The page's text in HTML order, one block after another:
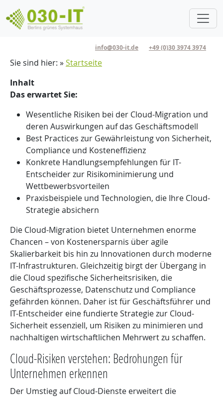
info@030-it.de +49 (0)30 3974 3974
Pfadnavigation
Sie sind hier:
Startseite
Inhalt
Das erwartet Sie:
Wesentliche Risiken bei der Cloud-Migration und
deren Auswirkungen auf das Geschäftsmodell
Best Practices zur Gewährleistung von Sicherheit,
Compliance und Kosteneffizienz
Konkrete Handlungsempfehlungen für IT-
Entscheider zur Risikominimierung und
Wettbewerbsvorteilen
Praxisbeispiele und Technologien, die Ihre Cloud-
Strategie absichern
Die Cloud-Migration bietet Unternehmen enorme
Chancen – von Kostenersparnis über agile
Skalierbarkeit bis hin zu Innovationen durch moderne
IT-Infrastrukturen. Gleichzeitig birgt der Übergang in
die Cloud spezifische Sicherheitsrisiken, die
Geschäftsprozesse, Datenschutz und Compliance
gefährden können. Daher ist für Geschäftsführer und
IT-Entscheider eine fundierte Strategie zur Cloud-
Sicherheit essenziell, um Risiken zu minimieren und
nachhaltigen wirtschaftlichen Mehrwert zu schaffen.
Cloud-Risiken verstehen: Bedrohungen für
Unternehmen erkennen
Der Umstieg auf Cloud-Dienste erweitert die